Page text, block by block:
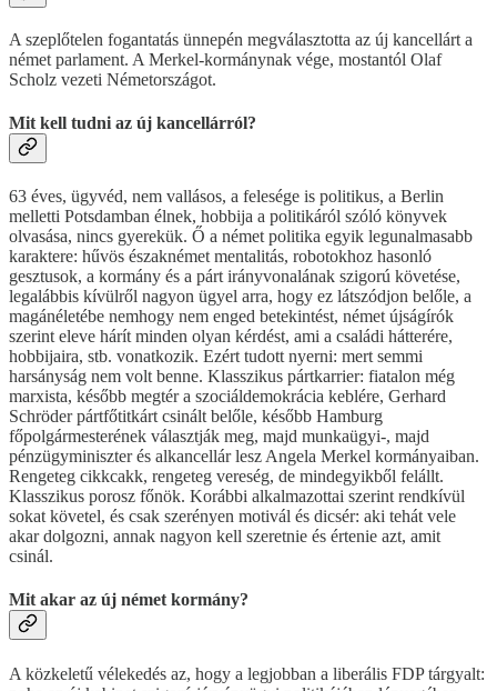
A szeplőtelen fogantatás ünnepén megválasztotta az új kancellárt a
német parlament. A Merkel-kormánynak vége, mostantól Olaf
Scholz vezeti Németországot.
Mit kell tudni az új kancellárról?
63 éves, ügyvéd, nem vallásos, a felesége is politikus, a Berlin
melletti Potsdamban élnek, hobbija a politikáról szóló könyvek
olvasása, nincs gyerekük. Ő a német politika egyik legunalmasabb
karaktere: hűvös északnémet mentalitás, robotokhoz hasonló
gesztusok, a kormány és a párt irányvonalának szigorú követése,
legalábbis kívülről nagyon ügyel arra, hogy ez látszódjon belőle, a
magánéletébe nemhogy nem enged betekintést, német újságírók
szerint eleve hárít minden olyan kérdést, ami a családi hátterére,
hobbijaira, stb. vonatkozik. Ezért tudott nyerni: mert semmi
harsányság nem volt benne. Klasszikus pártkarrier: fiatalon még
marxista, később megtér a szociáldemokrácia keblére, Gerhard
Schröder pártfőtitkárt csinált belőle, később Hamburg
főpolgármesterének választják meg, majd munkaügyi-, majd
pénzügyminiszter és alkancellár lesz Angela Merkel kormányaiban.
Rengeteg cikkcakk, rengeteg vereség, de mindegyikből felállt.
Klasszikus porosz főnök. Korábbi alkalmazottai szerint rendkívül
sokat követel, és csak szerényen motivál és dicsér: aki tehát vele
akar dolgozni, annak nagyon kell szeretnie és értenie azt, amit
csinál.
Mit akar az új német kormány?
A közkeletű vélekedés az, hogy a legjobban a liberális FDP tárgyalt: